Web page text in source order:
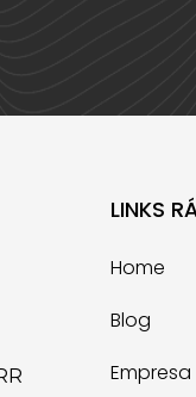
LINKS
Home
Blog
Empresa